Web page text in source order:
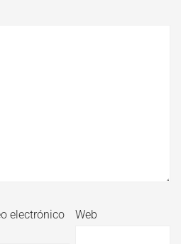
electrónico
Web